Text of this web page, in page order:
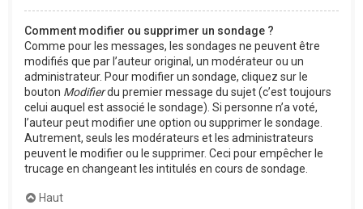
Comment modifier ou supprimer un sondage ?
Comme pour les messages, les sondages ne peuvent être
modifiés que par l’auteur original, un modérateur ou un
administrateur. Pour modifier un sondage, cliquez sur le
bouton Modifierdu premier message du sujet (c’est toujours
celui auquel est associé le sondage). Si personne n’a voté,
l’auteur peut modifier une option ou supprimer le sondage.
Autrement, seuls les modérateurs et les administrateurs
peuvent le modifier ou le supprimer. Ceci pour empêcher le
trucage en changeant les intitulés en cours de sondage.
Haut